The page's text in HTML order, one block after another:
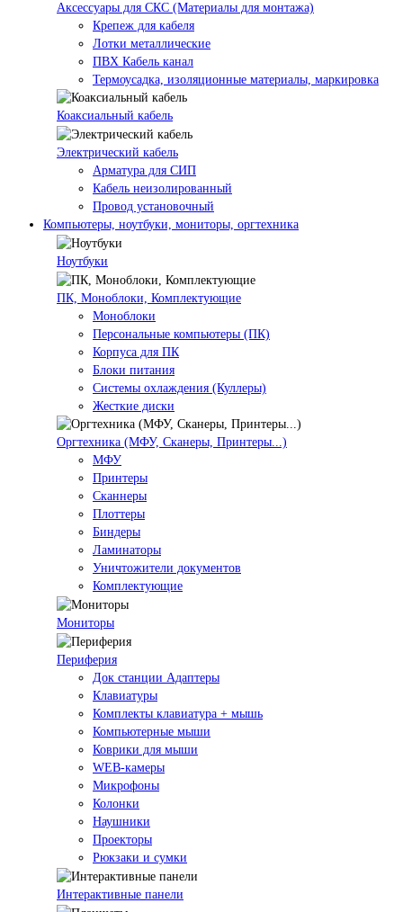
Аксессуары для СКС (Материалы для монтажа)
Крепеж для кабеля
Лотки металлические
ПВХ Кабель канал
Термоусадка, изоляционные материалы, маркировка
Коаксиальный кабель
Электрический кабель
Арматура для СИП
Кабель неизолированный
Провод установочный
Компьютеры, ноутбуки, мониторы, оргтехника
Ноутбуки
ПК, Моноблоки, Комплектующие
Моноблоки
Персональные компьютеры (ПК)
Корпуса для ПК
Блоки питания
Системы охлаждения (Куллеры)
Жесткие диски
Оргтехника (МФУ, Сканеры, Принтеры...)
МФУ
Принтеры
Сканнеры
Плоттеры
Биндеры
Ламинаторы
Уничтожители документов
Комплектующие
Мониторы
Периферия
Док станции Адаптеры
Клавиатуры
Комплекты клавиатура + мышь
Компьютерные мыши
Коврики для мыши
WEB-камеры
Микрофоны
Колонки
Наушники
Проекторы
Рюкзаки и сумки
Интерактивные панели